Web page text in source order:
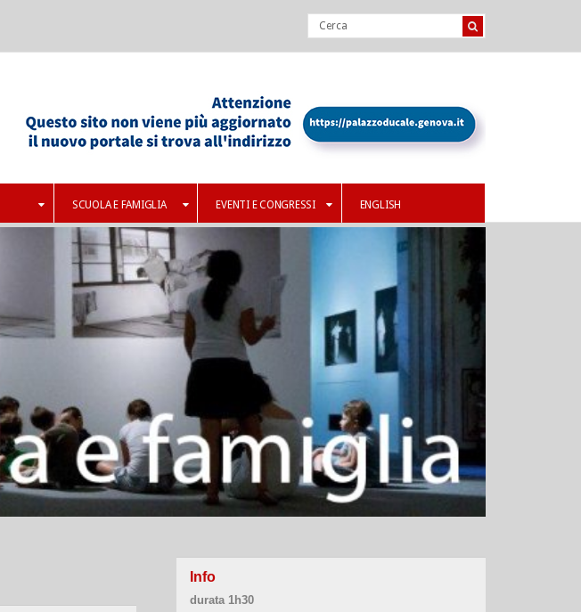
SCUOLA E FAMIGLIA EVENTI E CONGRESSI ENGLISH
Info
durata 1h30